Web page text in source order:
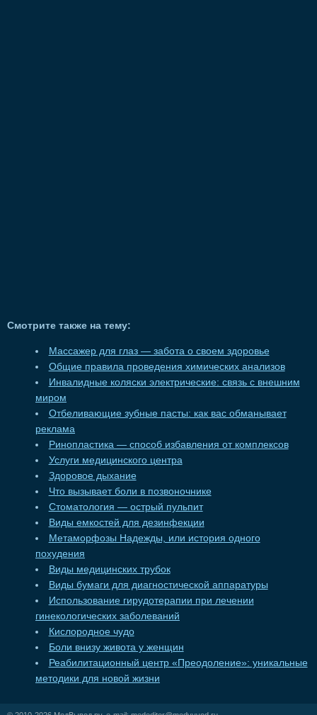
Смотрите также на тему:
Массажер для глаз — забота о своем здоровье
Общие правила проведения химических анализов
Инвалидные коляски электрические: связь с внешним
миром
Отбеливающие зубные пасты: как вас обманывает
реклама
Ринопластика — способ избавления от комплексов
Услуги медицинского центра
Здоровое дыхание
Что вызывает боли в позвоночнике
Стоматология — острый пульпит
Виды емкостей для дезинфекции
Метаморфозы Надежды, или история одного
похудения
Виды медицинских трубок
Виды бумаги для диагностической аппаратуры
Использование гирудотерапии при лечении
гинекологических заболеваний
Кислородное чудо
Боли внизу живота у женщин
Реабилитационный центр «Преодоление»: уникальные
методики для новой жизни